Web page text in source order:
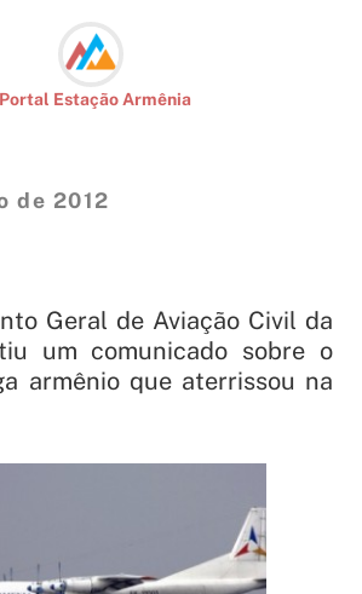
Portal Estação Armênia
de 2012
Geral de Aviação Civil da
um comunicado sobre o
armênio que aterrissou na